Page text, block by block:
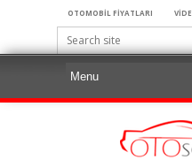
OTOMOBİL FİYATLARI